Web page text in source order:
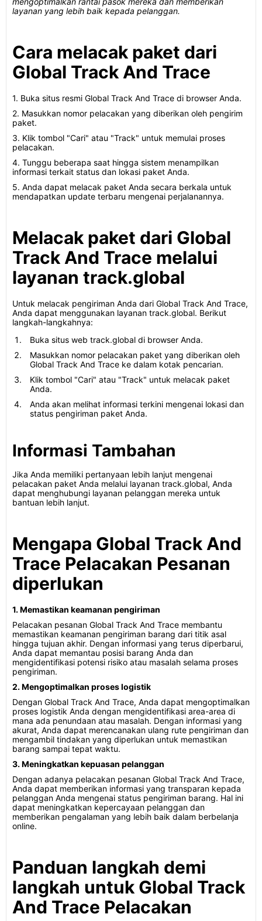
layanan yang lebih baik kepada pelanggan.
Cara melacak paket dari
Global Track And Trace
1. Buka situs resmi Global Track And Trace di browser Anda.
2. Masukkan nomor pelacakan yang diberikan oleh pengirim
paket.
3. Klik tombol "Cari" atau "Track" untuk memulai proses
pelacakan.
4. Tunggu beberapa saat hingga sistem menampilkan
informasi terkait status dan lokasi paket Anda.
5. Anda dapat melacak paket Anda secara berkala untuk
mendapatkan update terbaru mengenai perjalanannya.
Melacak paket dari Global
Track And Trace melalui
layanan track.global
Untuk melacak pengiriman Anda dari Global Track And Trace,
Anda dapat menggunakan layanan track.global. Berikut
langkah-langkahnya:
Buka situs web track.global di browser Anda.
Masukkan nomor pelacakan paket yang diberikan oleh
Global Track And Trace ke dalam kotak pencarian.
Klik tombol "Cari" atau "Track" untuk melacak paket
Anda.
Anda akan melihat informasi terkini mengenai lokasi dan
status pengiriman paket Anda.
Informasi Tambahan
Jika Anda memiliki pertanyaan lebih lanjut mengenai
pelacakan paket Anda melalui layanan track.global, Anda
dapat menghubungi layanan pelanggan mereka untuk
bantuan lebih lanjut.
Mengapa Global Track And
Trace Pelacakan Pesanan
diperlukan
1. Memastikan keamanan pengiriman
Pelacakan pesanan Global Track And Trace membantu
memastikan keamanan pengiriman barang dari titik asal
hingga tujuan akhir. Dengan informasi yang terus diperbarui,
Anda dapat memantau posisi barang Anda dan
mengidentifikasi potensi risiko atau masalah selama proses
pengiriman.
2. Mengoptimalkan proses logistik
Dengan Global Track And Trace, Anda dapat mengoptimalkan
proses logistik Anda dengan mengidentifikasi area-area di
mana ada penundaan atau masalah. Dengan informasi yang
akurat, Anda dapat merencanakan ulang rute pengiriman dan
mengambil tindakan yang diperlukan untuk memastikan
barang sampai tepat waktu.
3. Meningkatkan kepuasan pelanggan
Dengan adanya pelacakan pesanan Global Track And Trace,
Anda dapat memberikan informasi yang transparan kepada
pelanggan Anda mengenai status pengiriman barang. Hal ini
dapat meningkatkan kepercayaan pelanggan dan
memberikan pengalaman yang lebih baik dalam berbelanja
online.
Panduan langkah demi
langkah untuk Global Track
And Trace Pelacakan